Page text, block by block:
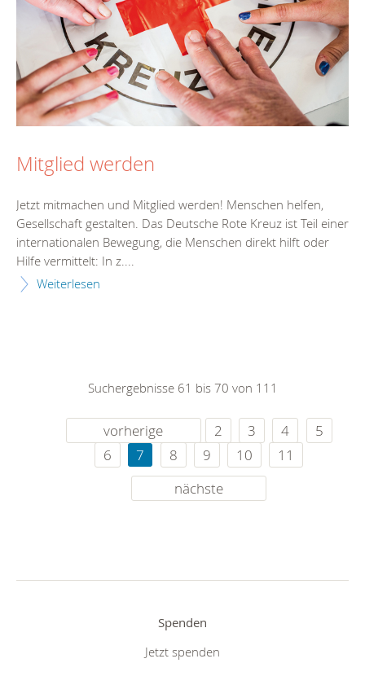
Mitglied werden
Jetzt mitmachen und Mitglied werden! Menschen helfen,
Gesellschaft gestalten. Das Deutsche Rote Kreuz ist Teil einer
internationalen Bewegung, die Menschen direkt hilft oder
Hilfe vermittelt: In z....
Weiterlesen
Suchergebnisse 61 bis 70 von 111
vorherige 2 3 4
5
6
7 8 9 10
11
nächste
Spenden
Jetzt spenden